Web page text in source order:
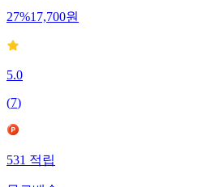
27%17,700원
5.0
(7)
531적립